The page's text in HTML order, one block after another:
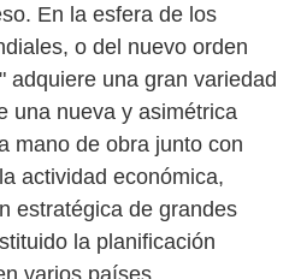
En la esfera de los
o del nuevo orden
adquiere una gran variedad
una nueva y asimétrica
mano de obra junto con
actividad económica,
estratégica de grandes
la planificación